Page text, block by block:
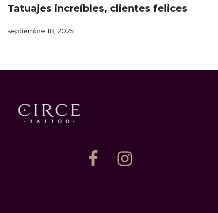
Tatuajes increíbles, clientes felices
septiembre 18, 2025